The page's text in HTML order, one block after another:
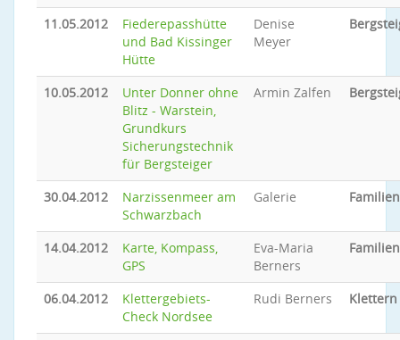
11.05.2012
Fiederepasshütte
und Bad Kissinger
Hütte
Denise
Meyer
10.05.2012
Unter Donner ohne
Blitz - Warstein,
Grundkurs
Sicherungstechnik
für Bergsteiger
Armin Zalfen
30.04.2012
Narzissenmeer am
Schwarzbach
Galerie
14.04.2012
Karte, Kompass,
GPS
Eva-Maria
Berners
06.04.2012
Klettergebiets-
Check Nordsee
Rudi Berners Klettern